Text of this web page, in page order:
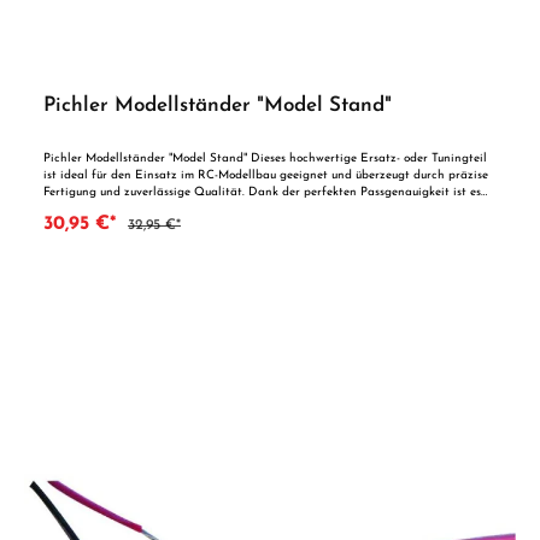
Pichler Modellständer "Model Stand"
Pichler Modellständer "Model Stand" Dieses hochwertige Ersatz- oder Tuningteil
ist ideal für den Einsatz im RC-Modellbau geeignet und überzeugt durch präzise
Fertigung und zuverlässige Qualität. Dank der perfekten Passgenauigkeit ist es
einen Blick: Passgenaue Verarbeitung Geeignet für anspruchsvolle Modellbauer
30,95 €* 32,95 €*